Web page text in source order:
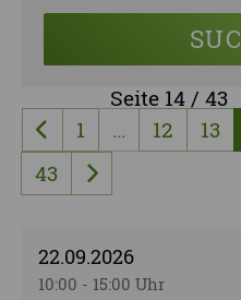
Seite 14 / 43
vorherige Seite
1 … 12 13
43
nächste Seite
22.09.2026
10:00 - 15:00 Uhr